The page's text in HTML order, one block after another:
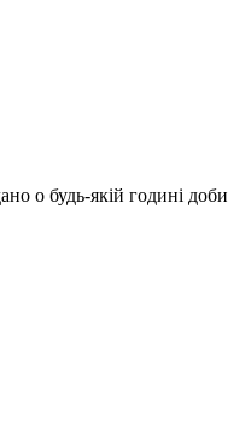
о будь-якій годині доби